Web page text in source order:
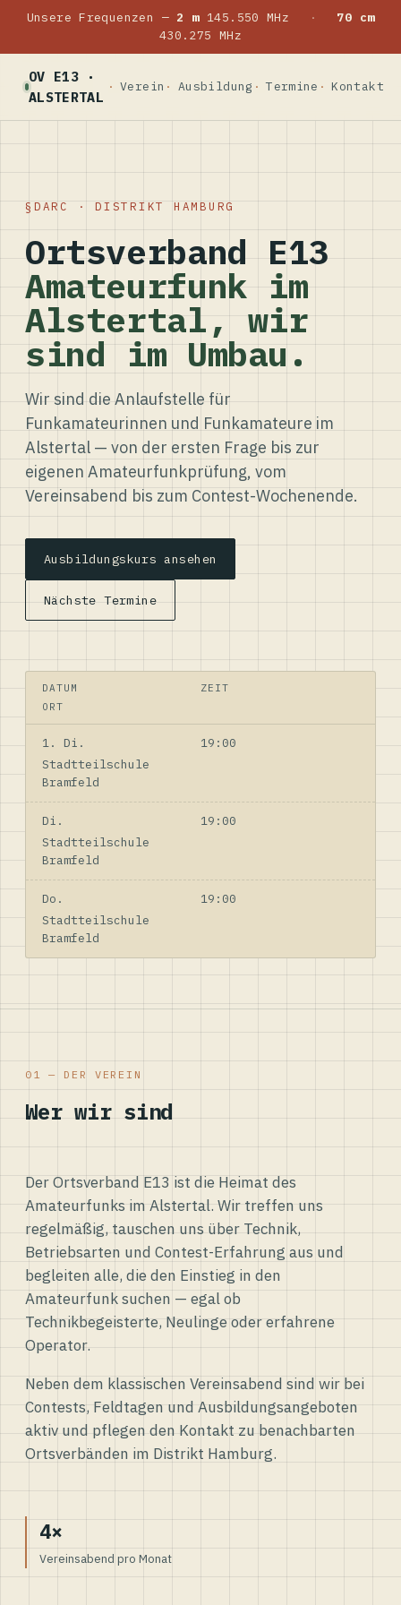
Unsere Frequenzen — 2 m145.550 MHz ·
70 cm
430.275 MHz
OV E13 ·
ALSTERTAL
Verein Ausbildung Termine Kontakt
DARC · DISTRIKT HAMBURG
Ortsverband E13
Amateurfunk im
Alstertal, wir
sind im Umbau.
Wir sind die Anlaufstelle für
Funkamateurinnen und Funkamateure im
Alstertal — von der ersten Frage bis zur
eigenen Amateurfunkprüfung, vom
Vereinsabend bis zum Contest-Wochenende.
Ausbildungskurs ansehen
Nächste Termine
DATUM
ZEIT
ORT
1. Di.
19:00
Stadtteilschule
Bramfeld
Di.
19:00
Stadtteilschule
Bramfeld
Do.
19:00
Stadtteilschule
Bramfeld
01 — DER VEREIN
Wer wir sind
Der Ortsverband E13 ist die Heimat des
Amateurfunks im Alstertal. Wir treffen uns
regelmäßig, tauschen uns über Technik,
Betriebsarten und Contest-Erfahrung aus und
begleiten alle, die den Einstieg in den
Amateurfunk suchen — egal ob
Technikbegeisterte, Neulinge oder erfahrene
Operator.
Neben dem klassischen Vereinsabend sind wir bei
Contests, Feldtagen und Ausbildungsangeboten
aktiv und pflegen den Kontakt zu benachbarten
Ortsverbänden im Distrikt Hamburg.
4×
Vereinsabend pro Monat